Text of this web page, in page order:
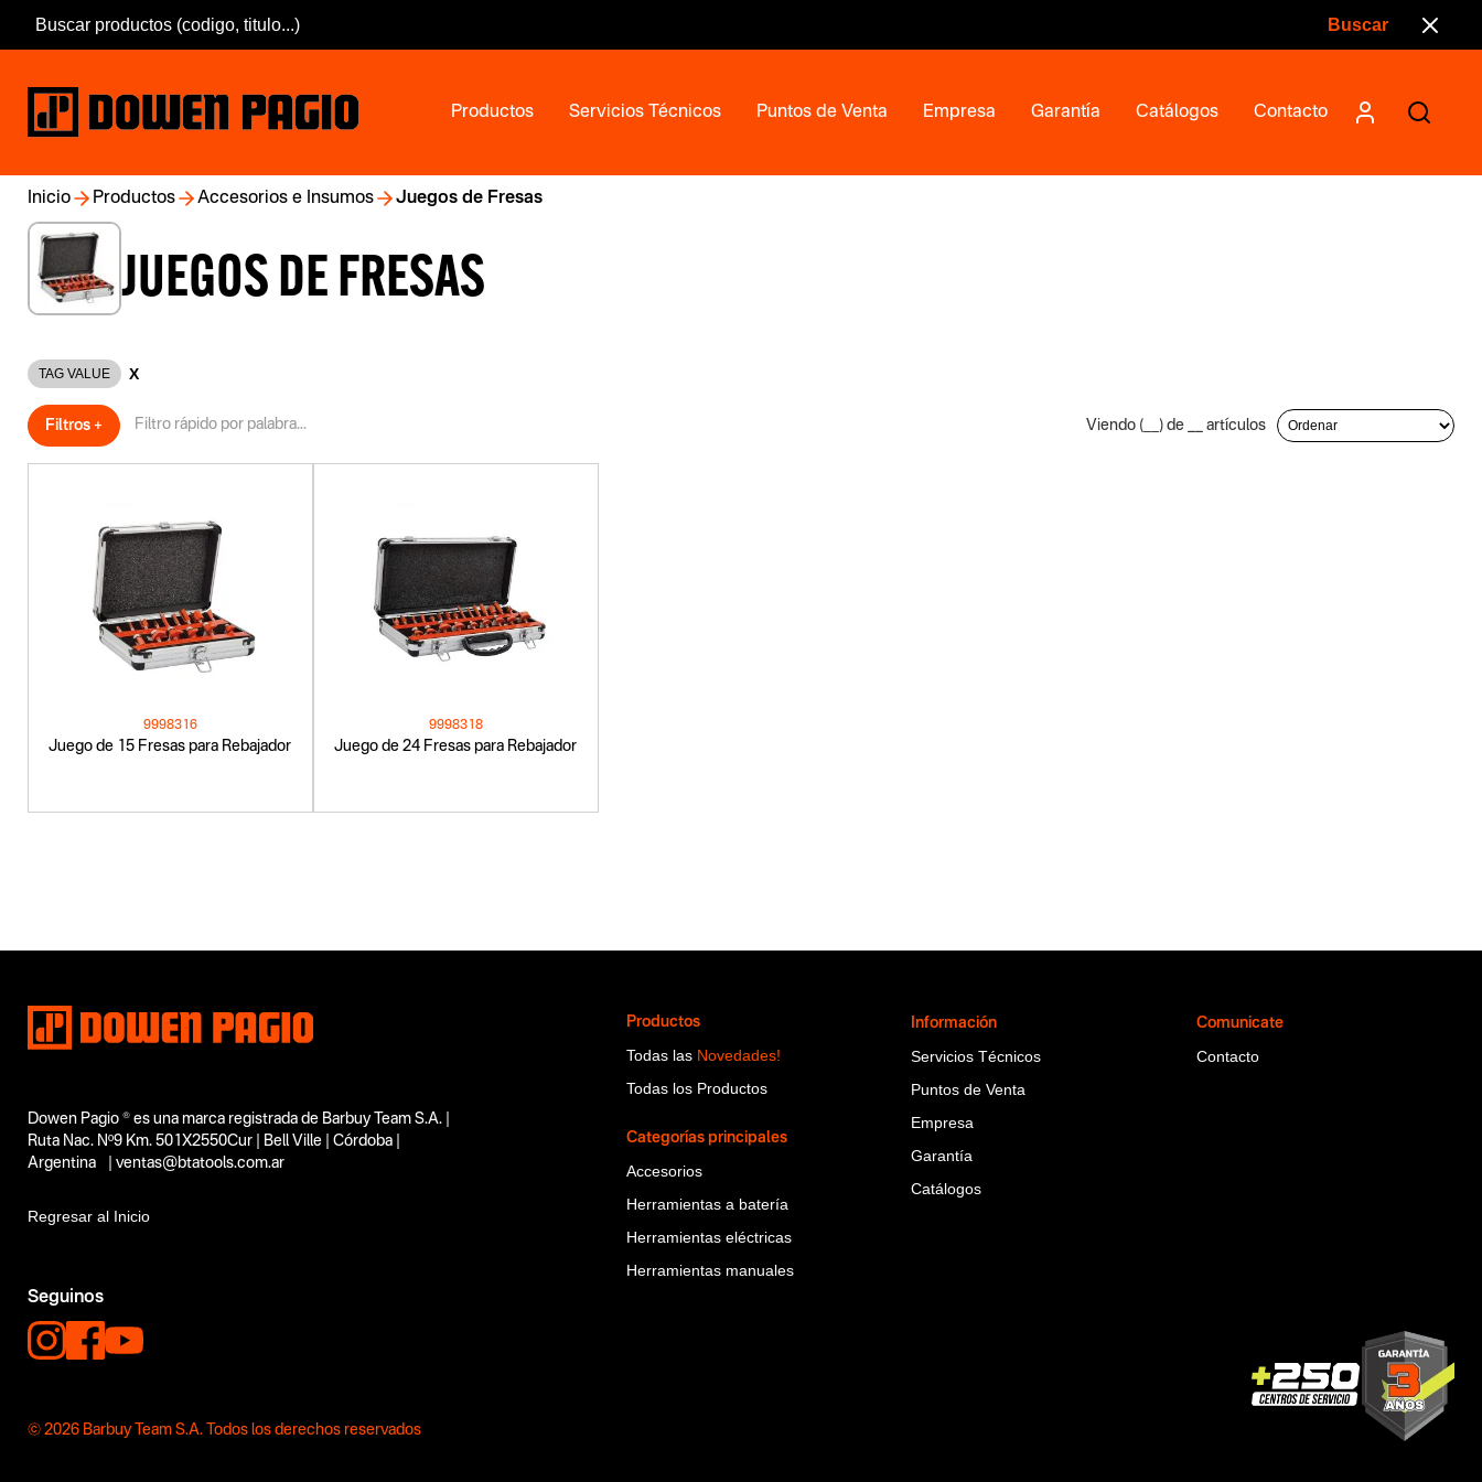
Productos Servicios Técnicos Puntos de Venta Empresa Garantía Catálogos Contacto
Inicio Productos Accesorios e Insumos Juegos de Fresas
JUEGOS DE FRESAS
TAG VALUE X
Filtros + Viendo ( ) de artículos
Juego de 15 Fresas para Rebajador
9998316
Juego de 24 Fresas para Rebajador
9998318
Dowen Pagio ® es una marca registrada de Barbuy Team S.A. |
Ruta Nac. Nº9 Km. 501X2550Cur | Bell Ville | Córdoba |
Argentina | ventas@btatools.com.ar
Regresar al Inicio
Seguinos
© 2026 Barbuy Team S.A. Todos los derechos reservados
Productos
Todas las Novedades!
Todas los Productos
Categorías principales
Accesorios
Herramientas a batería
Herramientas eléctricas
Herramientas manuales
Información
Servicios Técnicos
Puntos de Venta
Empresa
Garantía
Catálogos
Comunicate
Contacto